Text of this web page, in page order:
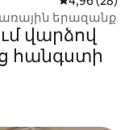
երազանք
վարձով
հանգստի